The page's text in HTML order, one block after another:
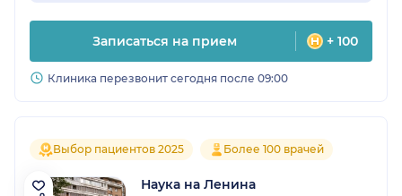
Записаться на прием + 100
Клиника перезвонит сегодня после 09:00
Выбор пациентов 2025 Более 100 врачей
Наука на Ленина